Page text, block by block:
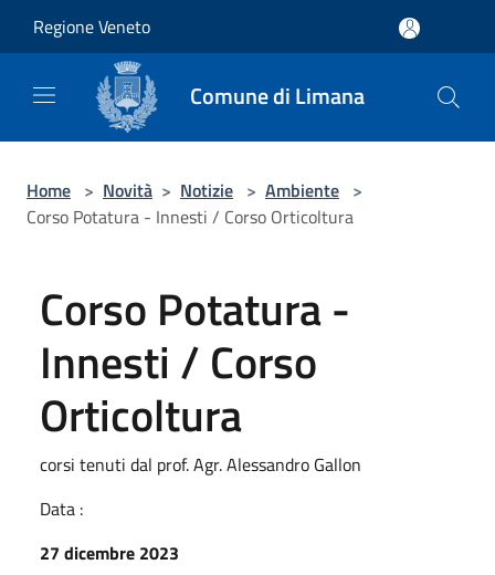
Regione Veneto
Comune di Limana
Home > Novità > Notizie > Ambiente >
Corso Potatura - Innesti / Corso Orticoltura
Corso Potatura -
Innesti / Corso
Orticoltura
corsi tenuti dal prof. Agr. Alessandro Gallon
Data :
27 dicembre 2023